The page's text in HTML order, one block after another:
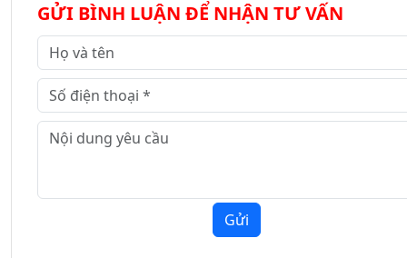
GỬI BÌNH LUẬN ĐỂ NHẬN TƯ VẤN
Gửi